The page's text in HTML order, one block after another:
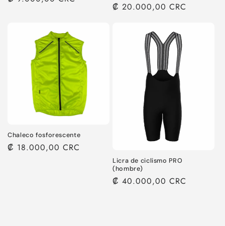
Precio
₡ 20.000,00 CRC
Chaleco fosforescente
Precio
₡ 18.000,00 CRC
Licra de ciclismo PRO
(hombre)
Precio
₡ 40.000,00 CRC